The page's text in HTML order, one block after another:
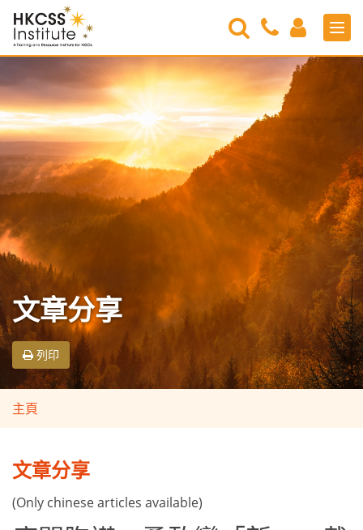
HKCSS
Institute
Search
Contact
Us
Login
文章分享
列印
主頁
文章分享
(Only chinese articles available)